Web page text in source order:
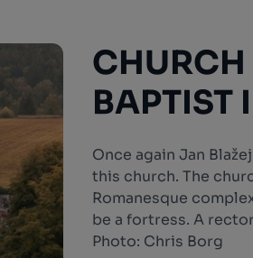
CHURCH
BAPTIST
Once again Jan
this church. The
Romanesque
be a fortress. A
Photo: Chris Borg